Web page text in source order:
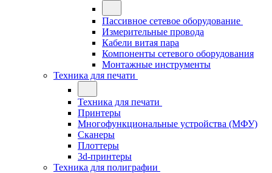
Пассивное сетевое оборудование
Измерительные провода
Кабели витая пара
Компоненты сетевого оборудования
Монтажные инструменты
Техника для печати
Техника для печати
Принтеры
Многофункциональные устройства (МФУ)
Сканеры
Плоттеры
3d-принтеры
Техника для полиграфии